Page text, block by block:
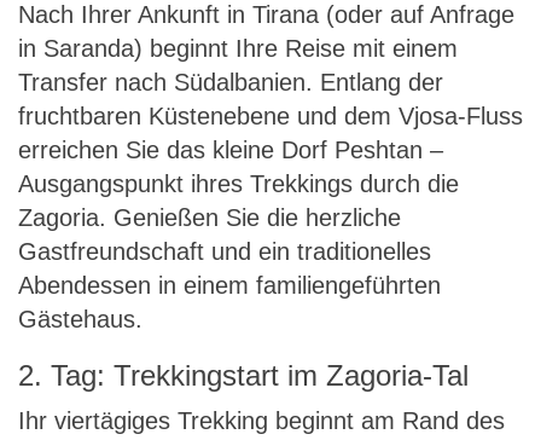
Nach Ihrer Ankunft in Tirana (oder auf Anfrage
in Saranda) beginnt Ihre Reise mit einem
Transfer nach Südalbanien. Entlang der
fruchtbaren Küstenebene und dem Vjosa-Fluss
erreichen Sie das kleine Dorf Peshtan –
Ausgangspunkt ihres Trekkings durch die
Zagoria. Genießen Sie die herzliche
Gastfreundschaft und ein traditionelles
Abendessen in einem familiengeführten
Gästehaus.
2. Tag: Trekkingstart im Zagoria-Tal
Ihr viertägiges Trekking beginnt am Rand des